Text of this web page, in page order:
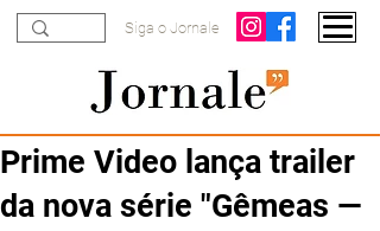
Siga o Jornale
Prime Video lança trailer
da nova série "Gêmeas —